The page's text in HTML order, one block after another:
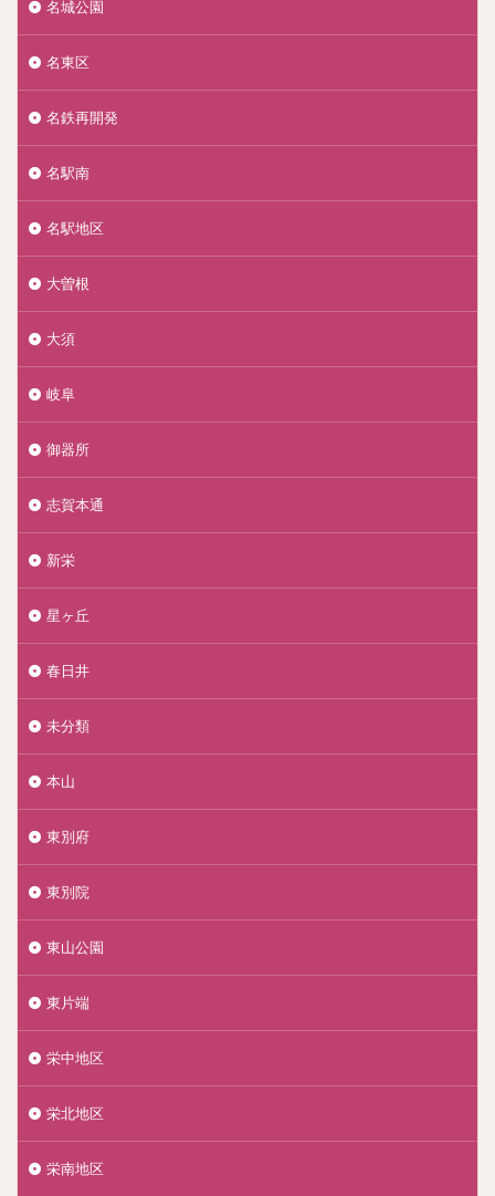
名城公園
名東区
名鉄再開発
名駅南
名駅地区
大曽根
大須
岐阜
御器所
志賀本通
新栄
星ヶ丘
春日井
未分類
本山
東別府
東別院
東山公園
東片端
栄中地区
栄北地区
栄南地区